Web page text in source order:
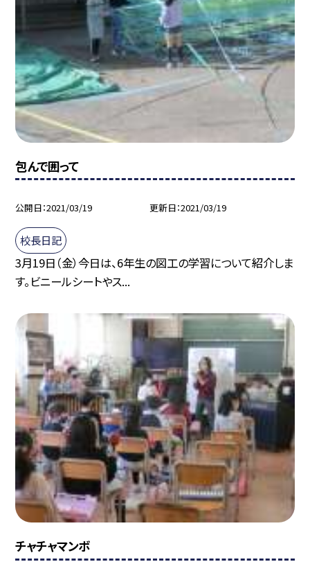
包んで囲って
公開日 2021/03/19 更新日 2021/03/19
校長日記
3月19日（金）今日は、6年生の図工の学習について紹介しま
す。ビニールシートやス...
チャチャマンボ